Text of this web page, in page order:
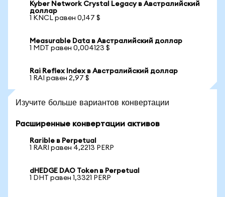
Kyber Network Crystal Legacy в Австралийский
доллар
1 KNCL равен 0,147 $
Measurable Data в Австралийский доллар
1 MDT равен 0,004123 $
Rai Reflex Index в Австралийский доллар
1 RAI равен 2,97 $
Изучите больше вариантов конвертации
Расширенные конвертации активов
Rarible в Perpetual
1 RARI равен 4,2213 PERP
dHEDGE DAO Token в Perpetual
1 DHT равен 1,3321 PERP